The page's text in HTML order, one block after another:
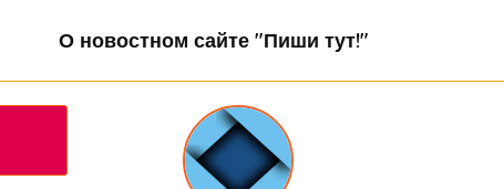
О новостном сайте "Пиши тут!"